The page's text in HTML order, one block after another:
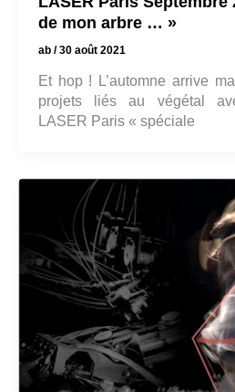
de mon arbre … »
ab /30 août 2021
Et hop ! L’automne arrive
projets liés au végétal
LASER Paris « spéciale